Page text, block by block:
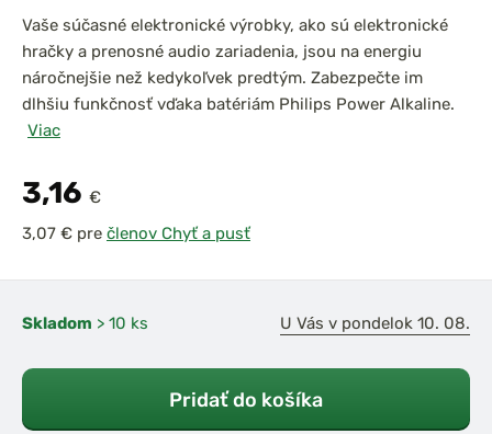
Vaše súčasné elektronické výrobky, ako sú elektronické
hračky a prenosné audio zariadenia, jsou na energiu
náročnejšie než kedykoľvek predtým. Zabezpečte im
dlhšiu funkčnosť vďaka batériám Philips Power Alkaline.
Viac
3,16 €
pre členov Chyť a pusť
Skladom > 10 ks U Vás v pondelok 10. 08.
Pridať do košíka